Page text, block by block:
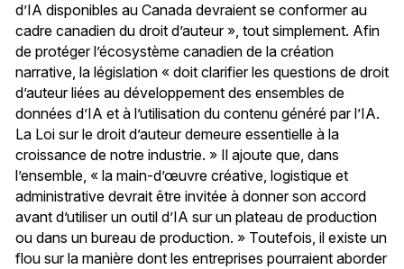
d’IA disponibles au Canada devraient se conformer au
cadre canadien du droit d’auteur », tout simplement. Afin
de protéger l’écosystème canadien de la création
narrative, la législation « doit clarifier les questions de droit
d’auteur liées au développement des ensembles de
données d’IA et à l’utilisation du contenu généré par l’IA.
La Loi sur le droit d’auteur demeure essentielle à la
croissance de notre industrie. » Il ajoute que, dans
l’ensemble, « la main-d’œuvre créative, logistique et
administrative devrait être invitée à donner son accord
avant d’utiliser un outil d’IA sur un plateau de production
ou dans un bureau de production. » Toutefois, il existe un
flou sur la manière dont les entreprises pourraient aborder